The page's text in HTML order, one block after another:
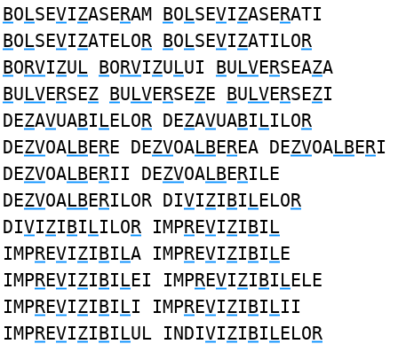
BOLSEVIZASERAM BOLSEVIZASERATI
BOLSEVIZATELOR BOLSEVIZATILOR
BORVIZUL BORVIZULUI BULVERSEAZA
BULVERSEZ BULVERSEZE BULVERSEZI
DEZAVUABILELOR DEZAVUABILILOR
DEZVOALBERE DEZVOALBEREA DEZVOALBERI
DEZVOALBERII DEZVOALBERILE
DEZVOALBERILOR DIVIZIBILELOR
DIVIZIBILILOR IMPREVIZIBIL
IMPREVIZIBILA IMPREVIZIBILE
IMPREVIZIBILEI IMPREVIZIBILELE
IMPREVIZIBILI IMPREVIZIBILII
IMPREVIZIBILUL INDIVIZIBILELOR